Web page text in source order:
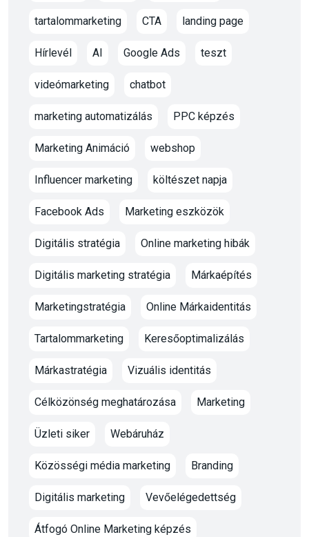
tartalommarketing CTA landing page
Hírlevél AI Google Ads teszt
videómarketing chatbot
marketing automatizálás PPC képzés
Marketing Animáció webshop
Influencer marketing költészet napja
Facebook Ads Marketing eszközök
Digitális stratégia Online marketing hibák
Digitális marketing stratégia Márkaépítés
Marketingstratégia Online Márkaidentitás
Tartalommarketing Keresőoptimalizálás
Márkastratégia Vizuális identitás
Célközönség meghatározása Marketing
Üzleti siker Webáruház
Közösségi média marketing Branding
Digitális marketing Vevőelégedettség
Átfogó Online Marketing képzés